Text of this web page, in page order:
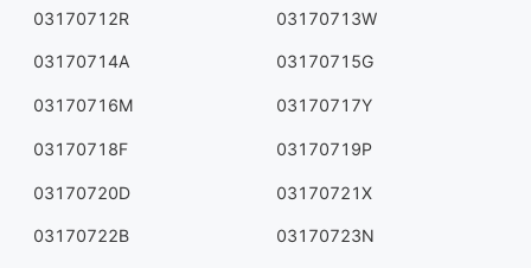
03170712R 03170713W
03170714A 03170715G
03170716M 03170717Y
03170718F 03170719P
03170720D 03170721X
03170722B 03170723N